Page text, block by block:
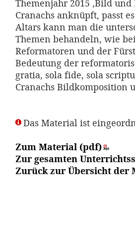
Themenjahr 2015 ‚Bild und
Cranachs anknüpft, passt
Altars kann man die
Themen behandeln, wie
Reformatoren und der
Bedeutung der
gratia, sola fide, sola
Cranachs Bildkomposition
Das Material ist
Zum Material (pdf)
Zur gesamten
Zurück zur Übersicht der